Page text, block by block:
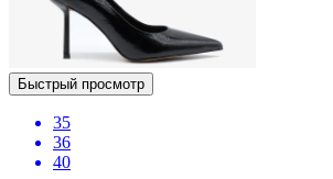
Быстрый просмотр
35
36
40